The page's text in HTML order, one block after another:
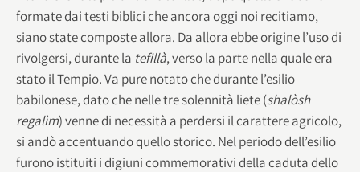
formate dai testi biblici che ancora oggi noi recitiamo,
siano state composte allora. Da allora ebbe origine l’uso di
rivolgersi, durante la tefillà, verso la parte nella quale era
stato il Tempio. Va pure notato che durante l’esilio
babilonese, dato che nelle tre solennità liete (shalòsh
regalìm) venne di necessità a perdersi il carattere agricolo,
si andò accentuando quello storico. Nel periodo dell’esilio
furono istituiti i digiuni commemorativi della caduta dello